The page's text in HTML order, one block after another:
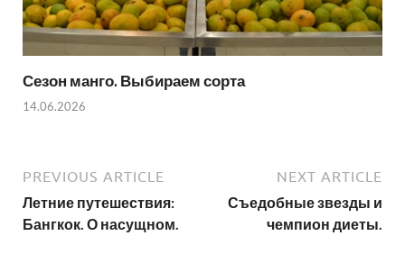
Сезон манго. Выбираем сорта
14.06.2026
PREVIOUS ARTICLE
Летние путешествия:
Бангкок. О насущном.
NEXT ARTICLE
Съедобные звезды и
чемпион диеты.